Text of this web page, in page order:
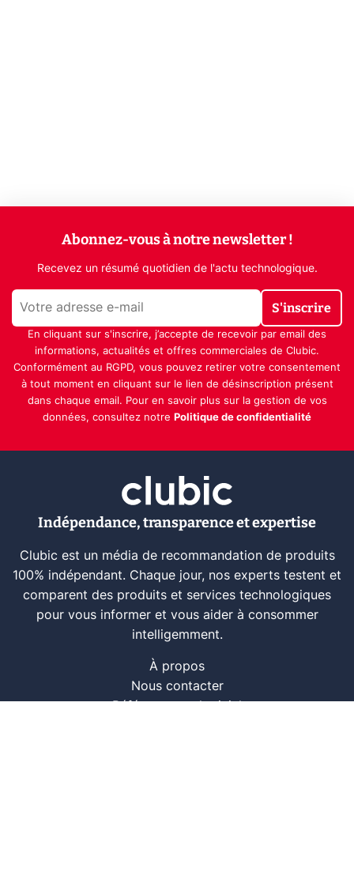
Abonnez-vous à notre newsletter !
Recevez un résumé quotidien de l'actu technologique.
S'inscrire
En cliquant sur s'inscrire, j’accepte de recevoir par email des
informations, actualités et offres commerciales de Clubic.
Conformément au RGPD, vous pouvez retirer votre consentement
à tout moment en cliquant sur le lien de désinscription présent
dans chaque email. Pour en savoir plus sur la gestion de vos
données, consultez notre Politique de confidentialité
Indépendance, transparence et expertise
Clubic est un média de recommandation de produits
100% indépendant. Chaque jour, nos experts testent et
comparent des produits et services technologiques
pour vous informer et vous aider à consommer
intelligemment.
À propos
Nous contacter